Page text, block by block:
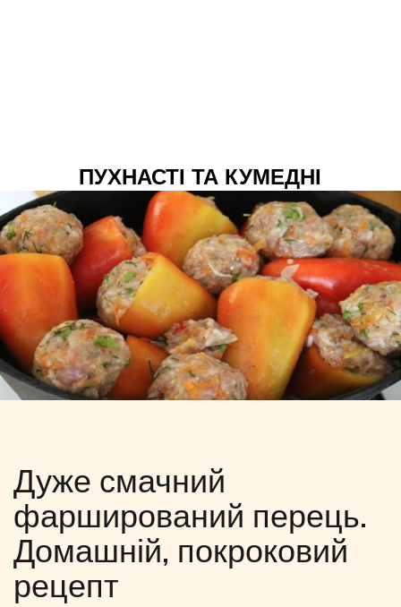
ПУХНАСТІ ТА КУМЕДНІ
Дуже смачний
фарширований перець.
Домашній, покроковий
рецепт